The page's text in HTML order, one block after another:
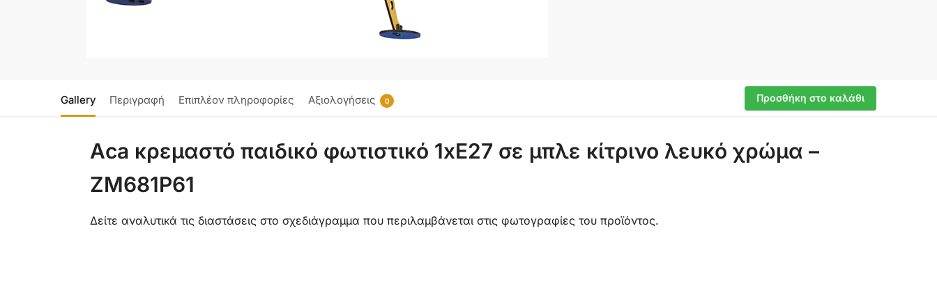
Gallery Περιγραφή Επιπλέον πληροφορίες Αξιολογήσεις 0 Προσθήκη στο καλάθι
Aca κρεμαστό παιδικό φωτιστικό 1xE27 σε μπλε κίτρινο λευκό χρώμα –
ZM681P61
Δείτε αναλυτικά τις διαστάσεις στο σχεδιάγραμμα που περιλαμβάνεται στις φωτογραφίες του προϊόντος.